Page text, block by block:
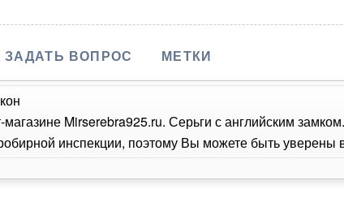
ЗАДАТЬ ВОПРОС МЕТКИ
Mirserebra925.ru. Серьги с английским
инспекции, поэтому Вы можете быть уверены